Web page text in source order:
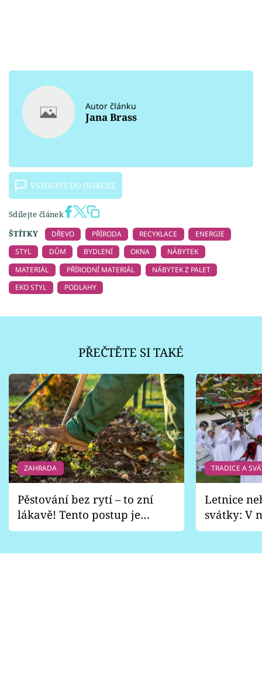
Autor článku
Jana Brass
VSTOUPIT DO DISKUZE
Sdílejte článek
ŠTÍTKY
DŘEVO PŘÍRODA RECYKLACE
ENERGIE
STYL
DŮM BYDLENÍ OKNA
NÁBYTEK
MATERIÁL
PŘÍRODNÍ MATERIÁL
NÁBYTEK Z PALET
EKO STYL
PODLAHY
PŘEČTĚTE SI TAKÉ
ZAHRADA
Pěstování bez rytí – to zní
lákavě! Tento postup je
vhodný jen pro některé
TRADICE A
Letnice
svátky: V
pondělí